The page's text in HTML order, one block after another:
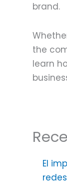
brand.
the
learn
El